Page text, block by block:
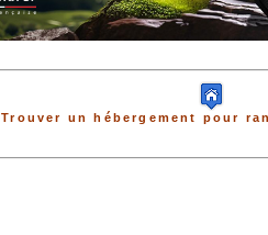
Trouver un hébergement pour